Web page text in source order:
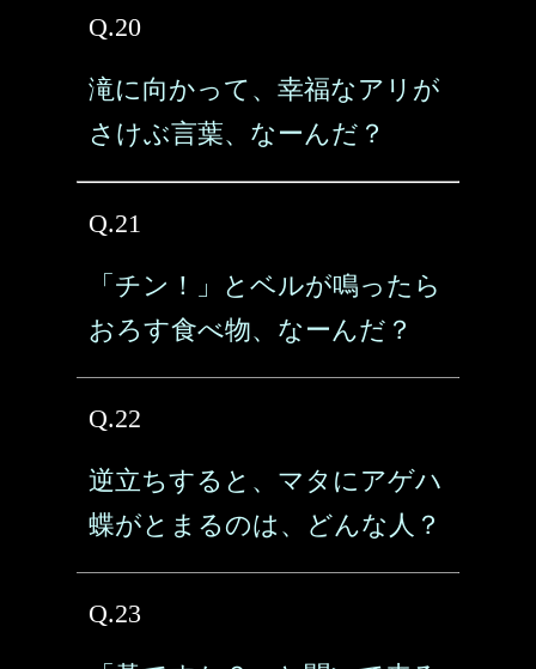
Q.20
滝に向かって、幸福なアリが
さけぶ言葉、なーんだ？
Q.21
「チン！」とベルが鳴ったら
おろす食べ物、なーんだ？
Q.22
逆立ちすると、マタにアゲハ
蝶がとまるのは、どんな人？
Q.23